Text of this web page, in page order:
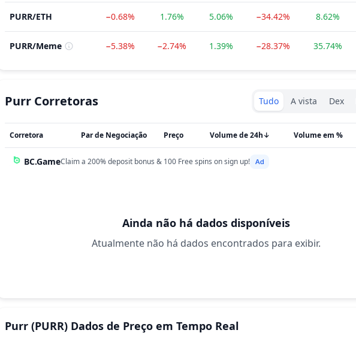
PURR/ETH −0.68% 1.76% 5.06% −34.42% 8.62%
PURR/Meme −5.38% −2.74% 1.39% −28.37% 35.74%
Purr Corretoras Exchanges type
Tudo A vista Dex
Corretora Par de Negociação Preço ↓
Volume de 24h Volume em %
BC.GameClaim a 200% deposit bonus & 100 Free spins on sign up!
Ainda não há dados disponíveis
Atualmente não há dados encontrados para exibir.
Purr (PURR) Dados de Preço em Tempo Real